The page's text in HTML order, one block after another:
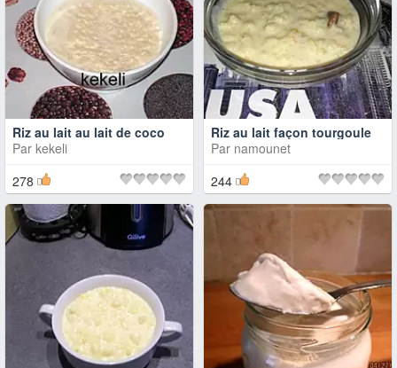
Riz au lait au lait de coco
Par kekeli
278
Riz au lait façon tourgoule
Par namounet
244